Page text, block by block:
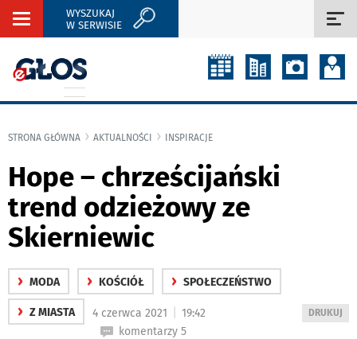
Rozwiń
WYSZUKAJ
W SERWISIE
STRONA GŁÓWNA AKTUALNOŚCI INSPIRACJE
Hope – chrześcijański
trend odzieżowy ze
Skierniewic
› MODA › KOŚCIÓŁ › SPOŁECZEŃSTWO
› Z MIASTA
WYDRUKUJ
DRUKUJ
4 czerwca 2021
19:42
komentarzy 5